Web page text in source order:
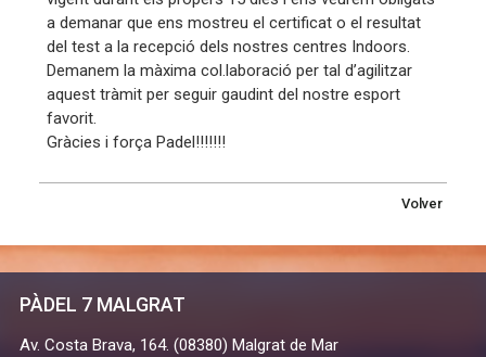
a demanar que ens mostreu el certificat o el resultat
del test a la recepció dels nostres centres Indoors.
Demanem la màxima col.laboració per tal d’agilitzar
aquest tràmit per seguir gaudint del nostre esport
favorit.
Gràcies i força Padel!!!!!!!
Volver
PÀDEL 7 MALGRAT
Av. Costa Brava, 164. (08380) Malgrat de Mar